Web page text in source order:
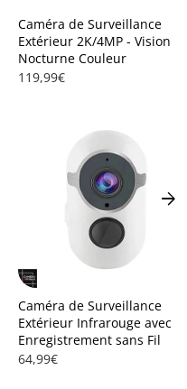
Caméra de Surveillance
Extérieur 2K/4MP - Vision
Nocturne Couleur
119,99€
arrow_forward
Caméra de Surveillance
Extérieur Infrarouge avec
Enregistrement sans Fil
64,99€